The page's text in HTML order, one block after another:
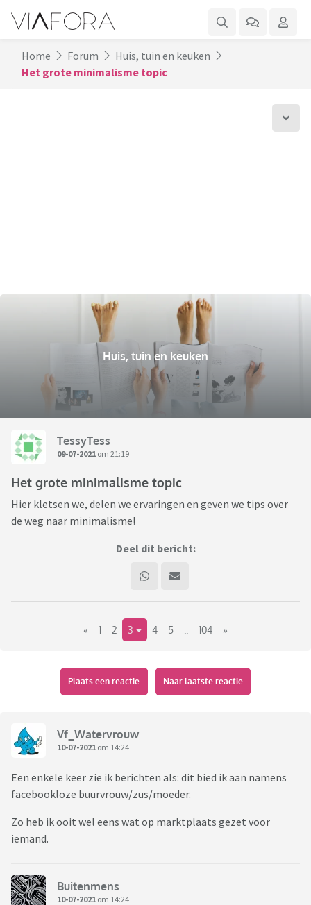
Home Forum
Huis, tuin en keuken
Het grote minimalisme topic
Huis, tuin en keuken
TessyTess
09-07-2021 om 21:19
Het grote minimalisme topic
Hier kletsen we, delen we ervaringen en geven we tips over
de weg naar minimalisme!
Deel dit bericht:
« 1 2 3 4 5 104 »
Plaats een reactie Naar laatste reactie
Vf_Watervrouw
10-07-2021 om 14:24
Een enkele keer zie ik berichten als: dit bied ik aan namens
facebookloze buurvrouw/zus/moeder.
Zo heb ik ooit wel eens wat op marktplaats gezet voor
iemand.
Buitenmens
10-07-2021 om 14:24